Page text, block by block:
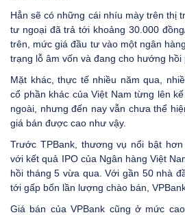
Hẳn sẽ có những cái nhíu mày trên thị
tư ngoại đã trả tới khoảng 30.000
trên, mức giá đầu tư vào một ngân
trạng lỗ âm vốn và đang cho hướng hồi
Mặt khác, thực tế nhiều năm qua,
cổ phần khác của Việt Nam từng lên
ngoài, nhưng đến nay vẫn chưa thể
giá bán được cao như vậy.
Trước TPBank, thương vụ nổi bật
với kết quả IPO của Ngân hàng Việt
hồi tháng 5 vừa qua. Với gần 50 nhà
tới gấp bốn lần lượng chào bán,
Giá bán của VPBank cũng ở mức